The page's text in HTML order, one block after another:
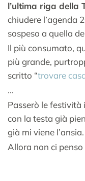
l’ultima riga della
chiudere l’agenda
sospeso a quella
Il più consumato,
più grande,
scritto “trovare
…
Passerò le
con la testa già
già mi viene l’ansia.
Allora non ci penso